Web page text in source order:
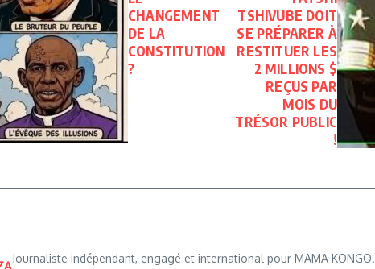
CHANGEMENT
DE LA
CONSTITUTION
?
TSHIVUBE DOIT
SE PRÉPARER À
RESTITUER LES
2 MILLIONS $
REÇUS PAR
MOIS DU
TRÉSOR PUBLIC
!
Journaliste indépendant, engagé et international pour MAMA KONGO.